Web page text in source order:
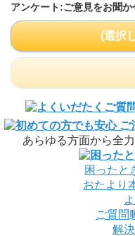
アンケート:ご意見をお聞か
(選択
あらゆる方面から全
困ったと
おたより
ご質問
解決